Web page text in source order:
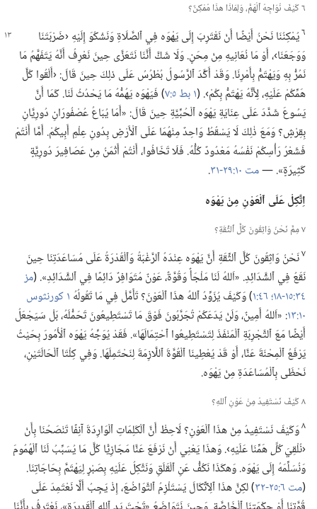
٦ كَيْفَ نُوَاجِهُ ٱلْهَمَّ،‏ وَلِمَاذَا هذَا مُمْكِنٌ؟‏
٦يُمْكِنُنَا نَحْنُ أَيْضًا أَنْ نَقْتَرِبَ إِلَى يَهْوَه فِي ٱلصَّلَاةِ وَنَشْكُوَ إِلَيْهِ ‹ضَرْبَتَنَا
وَوَجَعَنَا›،‏ أَوْ مَا نُعَانِيهِ مِنْ مِحَنٍ.‏ وَلَا شَكَّ أَنَّنَا نَتَعَزَّى حِينَ نَعْرِفُ أَنَّهُ يَتَفَهَّمُ مَا
نَمُرُّ بِهِ وَيَهْتَمُّ بِأَمْرِنَا.‏ وَقَدْ أَكَّدَ ٱلرَّسُولُ بُطْرُسُ عَلَى ذلِكَ حِينَ قَالَ:‏ ‹أَلْقُوا كُلَّ
هَمِّكُمْ عَلَيْهِ،‏ لِأَنَّهُ يَهْتَمُّ بِكُمْ›.‏ (‏١ بط ٥:‏٧
‏)‏ فَيَهْوَه يَهُمُّهُ مَا يَحْدُثُ لَنَا.‏ كَمَا أَنَّ
يَسُوعَ شَدَّدَ عَلَى عِنَايَةِ يَهْوَه ٱلْحُبِّيَّةِ حِينَ قَالَ:‏ «أَمَا يُبَاعُ عُصْفُورَانِ دُورِيَّانِ
بِقِرْشٍ؟‏ وَمَعَ ذٰلِكَ لَا يَسْقُطُ وَاحِدٌ مِنْهُمَا عَلَى ٱلْأَرْضِ بِدُونِ عِلْمِ أَبِيكُمْ.‏ أَمَّا أَنْتُمْ
فَشَعْرُ رَأْسِكُمْ نَفْسُهُ مَعْدُودٌ كُلُّهُ.‏ فَلَا تَخَافُوا،‏ أَنْتُمْ أَثْمَنُ مِنْ عَصَافِيرَ دُورِيَّةٍ
كَثِيرَةٍ».‏ —‏مت ١٠:‏٢٩-‏٣١
‏.‏
اِتَّكِلْ عَلَى ٱلْعَوْنِ مِنْ يَهْوَه
٧ مِمَّ نَحْنُ وَاثِقُونَ كُلَّ ٱلثِّقَةِ؟‏
٧نَحْنُ وَاثِقُونَ كُلَّ ٱلثِّقَةِ أَنَّ يَهْوَه عِنْدَهُ ٱلرَّغْبَةُ وَٱلْقُدْرَةُ عَلَى مُسَاعَدَتِنَا حِينَ
نَقَعُ فِي ٱلشَّدَائِدِ.‏ «اَللهُ لَنَا مَلْجَأٌ وَقُوَّةٌ،‏ عَوْنٌ مُتَوَافِرٌ دَائِمًا فِي ٱلشَّدَائِدِ».‏ (‏مز
٣٤:‏١٥-‏١٨؛‏
‏)‏ وَكَيْفَ يُزَوِّدُ ٱللهُ هذَا ٱلْعَوْنَ؟‏ تَأَمَّلْ فِي مَا تَقُولُهُ ١ كورنثوس
١٠:‏١٣
‏:‏ «اَللهُ أَمِينٌ،‏ وَلَنْ يَدَعَكُمْ تُجَرَّبُونَ فَوْقَ مَا تَسْتَطِيعُونَ تَحَمُّلَهُ،‏ بَلْ سَيَجْعَلُ
أَيْضًا مَعَ ٱلتَّجْرِبَةِ ٱلْمَنْفَذَ لِتَسْتَطِيعُوا ٱحْتِمَالَهَا».‏ فَقَدْ يُوَجِّهُ يَهْوَه ٱلْأُمُورَ بِحَيْثُ
يَرْفَعُ ٱلْمِحْنَةَ عَنَّا،‏ أَوْ قَدْ يُعْطِينَا ٱلْقُوَّةَ ٱللَّازِمَةَ لِنَحْتَمِلَهَا.‏ وَفِي كِلْتَا ٱلْحَالَتَيْنِ،‏
نَحْظَى بِٱلْمُسَاعَدَةِ مِنْ يَهْوَه.‏
٨ كَيْفَ نَسْتَفِيدُ مِنْ عَوْنِ ٱللهِ؟‏
٨وَكَيْفَ نَسْتَفِيدُ مِنْ هذَا ٱلْعَوْنِ؟‏ لَاحِظْ أَنَّ ٱلْكَلِمَاتِ ٱلْوَارِدَةَ آنِفًا تَنْصَحُنَا بِأَنْ
‹نُلْقِيَكُلَّهَمِّنَا عَلَيْهِ›.‏ وَهذَا يَعْنِي أَنْ نَرْفَعَ عَنَّا مَجَازِيًّا كُلَّ مَا يُسَبِّبُ لَنَا ٱلْهُمُومَ
وَنُسَلِّمَهُ إِلَى يَهْوَه.‏ وَهكَذَا نَكُفُّ عَنِ ٱلْقَلَقِ وَنَتَّكِلُ عَلَيْهِ بِصَبْرٍ لِيَهْتَمَّ بِحَاجَاتِنَا.‏
(‏مت ٦:‏٢٥-‏٣٢
‏)‏ لكِنَّ هذَا ٱلِٱتِّكَالَ يَسْتَلْزِمُ ٱلتَّوَاضُعَ،‏ إِذْ يَجِبُ أَلَّا نَعْتَمِدَ عَلَى